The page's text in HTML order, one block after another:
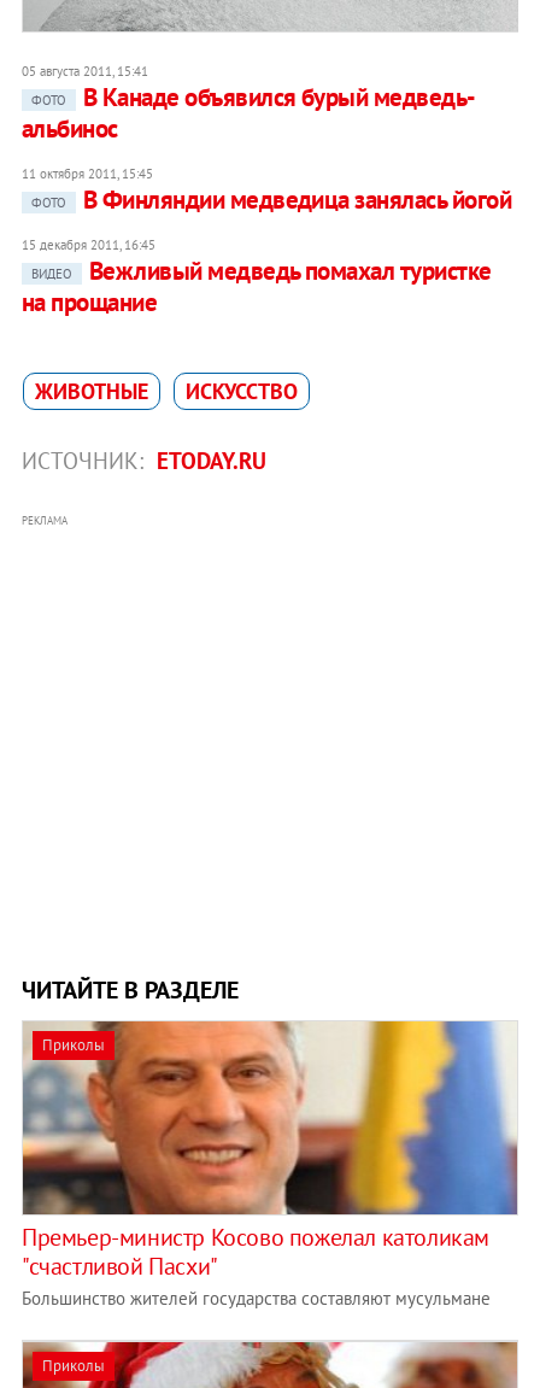
05 августа 2011, 15:41
ФОТО
В Канаде объявился бурый медведь-
альбинос
11 октября 2011, 15:45
ФОТО
В Финляндии медведица занялась йогой
15 декабря 2011, 16:45
ВИДЕО
Вежливый медведь помахал туристке
на прощание
ЖИВОТНЫЕ ИСКУССТВО
ИСТОЧНИК: ETODAY.RU
РЕКЛАМА
ЧИТАЙТЕ В РАЗДЕЛЕ
Приколы
Премьер-министр Косово пожелал католикам
"счастливой Пасхи"
Большинство жителей государства составляют мусульмане
Приколы